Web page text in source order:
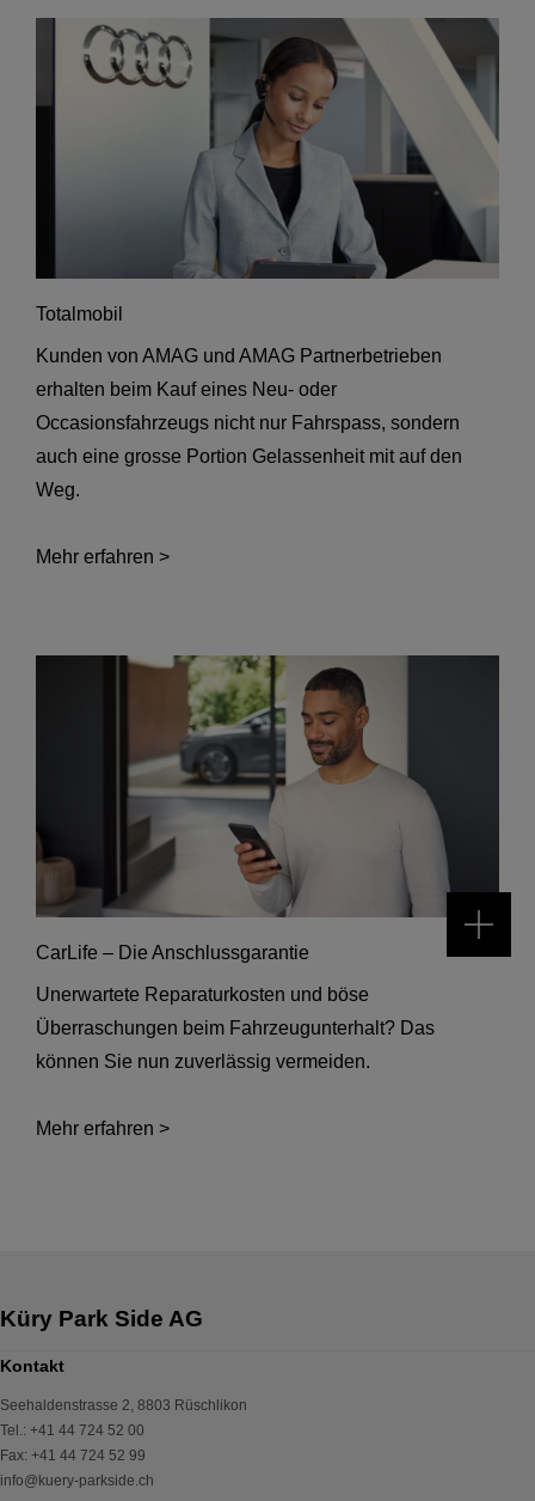
Totalmobil
Kunden von AMAG und AMAG Partnerbetrieben
erhalten beim Kauf eines Neu- oder
Occasionsfahrzeugs nicht nur Fahrspass, sondern
auch eine grosse Portion Gelassenheit mit auf den
Weg.
Mehr erfahren >
CarLife – Die Anschlussgarantie
Unerwartete Reparaturkosten und böse
Überraschungen beim Fahrzeugunterhalt? Das
können Sie nun zuverlässig vermeiden.
Mehr erfahren >
Küry Park Side AG
Kontakt
Seehaldenstrasse 2 8803 Rüschlikon
Tel. : +41 44 724 52 00
Fax: +41 44 724 52 99
info@kuery-parkside.ch